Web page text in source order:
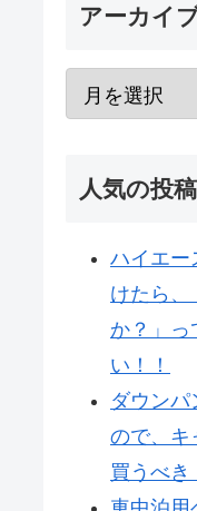
アーカイ
人気の投
ハイエー
けたら、
か？」っ
い！！
ダウン
ので、キ
買うべき